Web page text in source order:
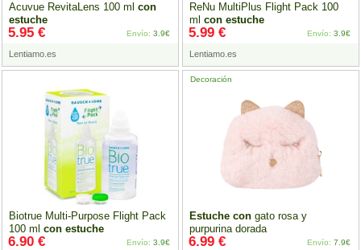
Acuvue RevitaLens 100 ml con
estuche
Lentiamo.es
5.95 € Envío: 3.9€
ReNu MultiPlus Flight Pack 100
ml con estuche
Lentiamo.es
5.99 € Envío: 3.9€
Biotrue Multi-Purpose Flight Pack
100 ml con estuche
6.90 € Envío: 3.9€
Estuche con gato rosa y
purpurina dorada
Decoración
6.99 € Envío: 7.9€